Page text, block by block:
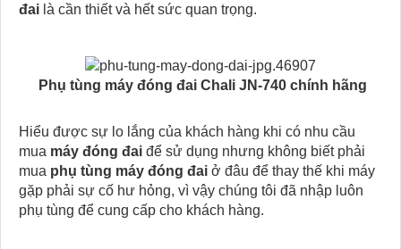
đai là cần thiết và hết sức quan trọng.
Phụ tùng máy đóng đai Chali JN-740 chính hãng
Hiểu được sự lo lắng của khách hàng khi có nhu cầu
mua máy đóng đai để sử dụng nhưng không biết phải
mua phụ tùng máy đóng đai ở đâu để thay thế khi máy
gặp phải sự cố hư hỏng, vì vậy chúng tôi đã nhập luôn
phụ tùng để cung cấp cho khách hàng.